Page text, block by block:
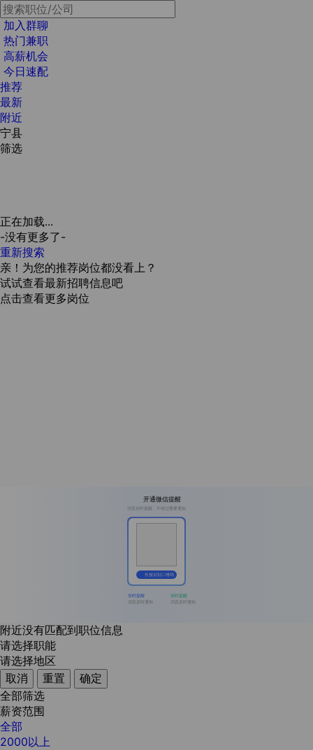
加入群聊
热门兼职
高薪机会
今日速配
推荐
最新
附近
宁县
筛选
正在加载...
-没有更多了-
重新搜索
亲！为您的推荐岗位都没看上？
试试查看最新招聘信息吧
点击查看更多岗位
开通微信提醒
消息实时提醒，不错过重要通知
长按识别二维码
实时提醒
消息及时通知
实时提醒
消息及时通知
附近没有匹配到职位信息
请选择职能
请选择地区
取消
重置
确定
全部筛选
薪资范围
全部
2000以上